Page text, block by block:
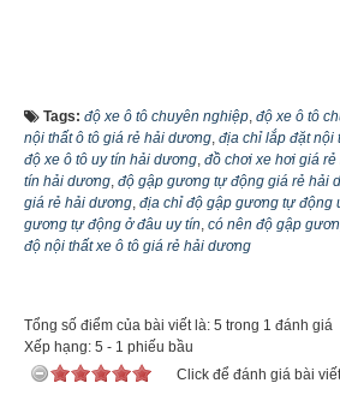
Tags: độ xe ô tô chuyên nghiệp, độ xe ô tô
nội thất ô tô giá rẻ hải dương, địa chỉ lắp đặt nội
độ xe ô tô uy tín hải dương, đồ chơi xe hơi giá
tín hải dương, độ gập gương tự động giá rẻ hải
giá rẻ hải dương, địa chỉ độ gập gương tự động
gương tự động ở đâu uy tín, có nên độ gập
độ nội thất xe ô tô giá rẻ hải dương
Tổng số điểm của bài viết là: 5 trong 1 đánh giá
Xếp hạng: 5 - 1 phiếu bầu
Click để đánh giá bài viết